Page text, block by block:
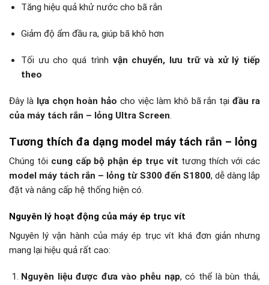
Tăng hiệu quả khử nước cho bã rắn
Giảm độ ẩm đầu ra, giúp bã khô hơn
Tối ưu cho quá trình vận chuyển, lưu trữ và xử lý tiếp
theo
Đây là lựa chọn hoàn hảo cho việc làm khô bã rắn tạiđầu ra
của máy tách rắn – lỏng Ultra Screen.
Tương thích đa dạng model máy tách rắn – lỏng
Chúng tôi cung cấp bộ phận ép trục vít tương thích với các
model máy tách rắn – lỏng từ S300 đến S1800, dễ dàng lắp
đặt và nâng cấp hệ thống hiện có.
Nguyên lý hoạt động của máy ép trục vít
Nguyên lý vận hành của máy ép trục vít khá đơn giản nhưng
mang lại hiệu quả rất cao:
Nguyên liệu được đưa vào phễu nạp, có thể là bùn thải,